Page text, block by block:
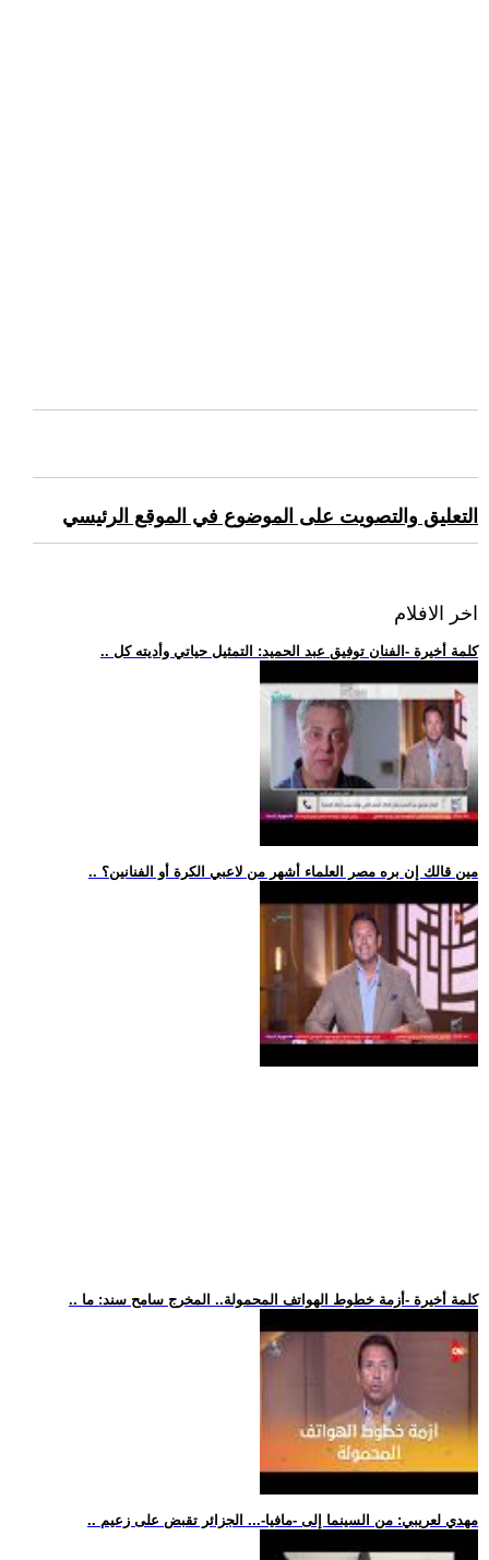
التعليق والتصويت على الموضوع في الموقع الرئيسي
اخر الافلام
.. كلمة أخيرة -الفنان توفيق عبد الحميد: التمثيل حياتي وأديته كل
.. مين قالك إن بره مصر العلماء أشهر من لاعبي الكرة أو الفنانين؟
.. كلمة أخيرة -أزمة خطوط الهواتف المحمولة.. المخرج سامح سند: ما
.. مهدي لعريبي: من السينما إلى -مافيا-... الجزائر تقبض على زعيم